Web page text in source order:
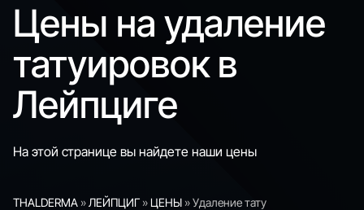
Цены на удаление
татуировок в
Лейпциге
На этой странице вы найдете наши цены
THALDERMA »ЛЕЙПЦИГ » ЦЕНЫ »Удаление тату